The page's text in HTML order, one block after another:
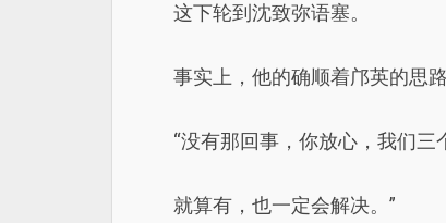
这下轮到沈致弥语塞。
事实上，他的确顺着邝英的思
“没有那回事，你放心，我们三
就算有，也一定会解决。”